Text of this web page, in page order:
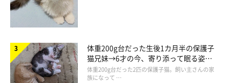
体重200g台だった生後1カ月半の保護子
猫兄妹→6才の今、寄り添って眠る姿に
ほっこり！
体重200g台だった2匹の保護子猫。飼い主さんの家
族になって …